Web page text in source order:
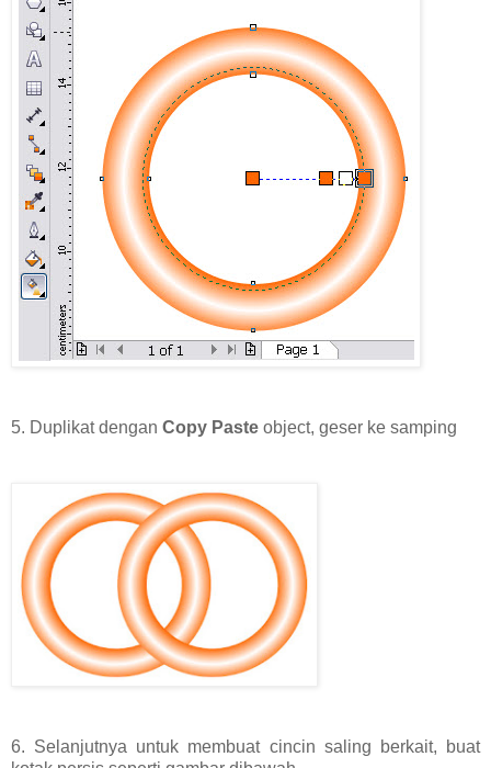
5. Duplikat dengan Copy Paste object, geser ke samping
6. Selanjutnya untuk membuat cincin saling berkait, buat